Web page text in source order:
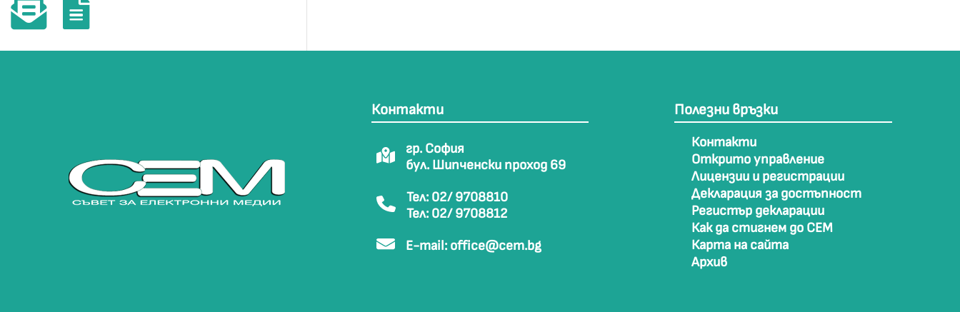
Контакти
гр. София
бул. Шипченски проход 69
Тел: 02/ 9708810
Тел: 02/ 9708812
E-mail: office@cem.bg
Полезни връзки
Контакти
Открито управление
Лицензии и регистрации
Декларация за достъпност
Регистър декларации
Как да стигнем до СЕМ
Карта на сайта
Архив